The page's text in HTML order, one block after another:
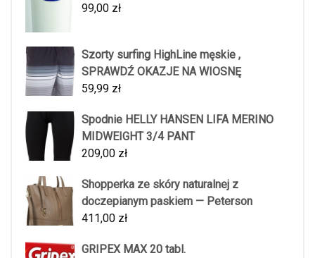
99,00 zł
Szorty surfing HighLine męskie ,
SPRAWDŹ OKAZJE NA WIOSNĘ
59,99 zł
Spodnie HELLY HANSEN LIFA MERINO
MIDWEIGHT 3/4 PANT
209,00 zł
Shopperka ze skóry naturalnej z
doczepianym paskiem — Peterson
411,00 zł
GRIPEX MAX 20 tabl.